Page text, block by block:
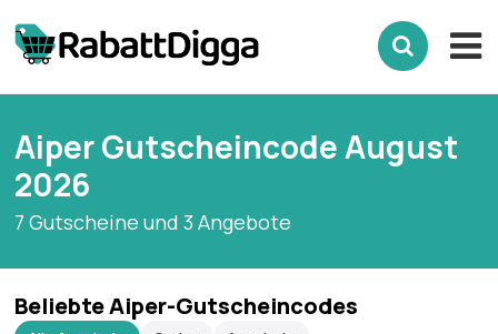
Aiper Gutscheincode August
2026
7 Gutscheine und 3 Angebote
Beliebte Aiper-Gutscheincodes